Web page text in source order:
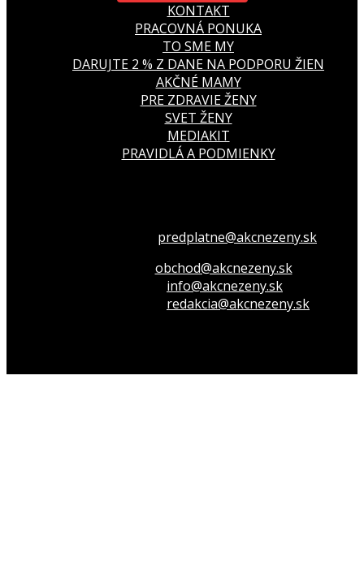
KONTAKT
PRACOVNÁ PONUKA
TO SME MY
DARUJTE 2 % Z DANE NA PODPORU ŽIEN
AKČNÉ MAMY
PRE ZDRAVIE ŽENY
SVET ŽENY
MEDIAKIT
PRAVIDLÁ A PODMIENKY
predplatne@akcnezeny.sk
obchod@akcnezeny.sk
info@akcnezeny.sk
redakcia@akcnezeny.sk